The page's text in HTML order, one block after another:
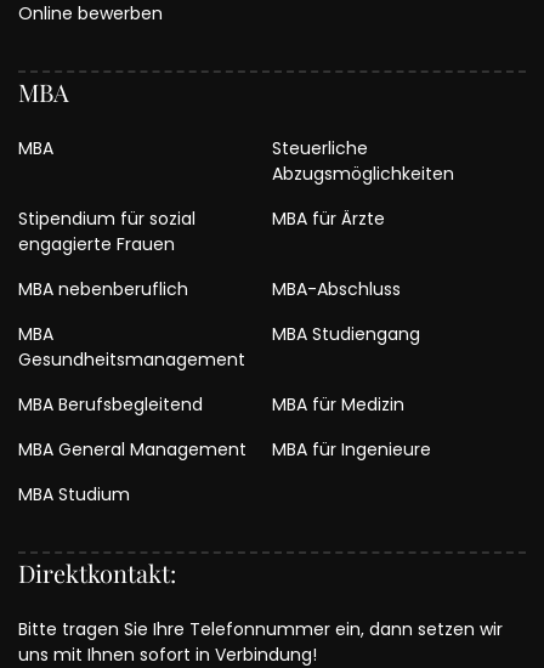
Online bewerben
MBA
MBA
Steuerliche
Abzugsmöglichkeiten
Stipendium für sozial
engagierte Frauen
MBA für Ärzte
MBA nebenberuflich
MBA-Abschluss
MBA
Gesundheitsmanagement
MBA Studiengang
MBA Berufsbegleitend
MBA für Medizin
MBA General Management
MBA für Ingenieure
MBA Studium
Direktkontakt:
Bitte tragen Sie Ihre Telefonnummer ein, dann setzen wir
uns mit Ihnen sofort in Verbindung!